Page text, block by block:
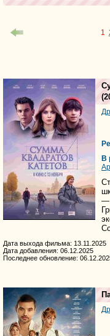
1
В
—
Дата выхода фильма: 13.11.2025
Дата добавления: 06.12.2025
Последнее обновление: